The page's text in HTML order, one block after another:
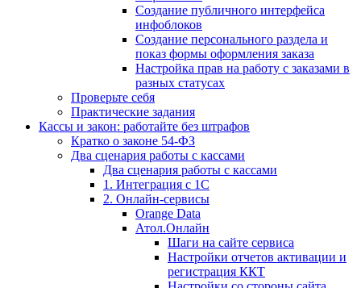
Создание публичного интерфейса
инфоблоков
Создание персонального раздела и
показ формы оформления заказа
Настройка прав на работу с заказами в
разных статусах
Проверьте себя
Практические задания
Кассы и закон: работайте без штрафов
Кратко о законе 54-ФЗ
Два сценария работы с кассами
Два сценария работы с кассами
1. Интеграция с 1С
2. Онлайн-сервисы
Orange Data
Атол.Онлайн
Шаги на сайте сервиса
Настройки отчетов активации и
регистрация ККТ